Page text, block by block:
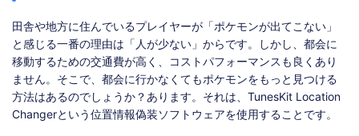
田舎や地方に住んでいるプレイヤーが「ポケモンが出てこない」
と感じる一番の理由は「人が少ない」からです。しかし、都会に
移動するための交通費が高く、コストパフォーマンスも良くあり
ません。そこで、都会に行かなくてもポケモンをもっと見つける
方法はあるのでしょうか？あります。それは、TunesKit Location
Changerという位置情報偽装ソフトウェアを使用することです。